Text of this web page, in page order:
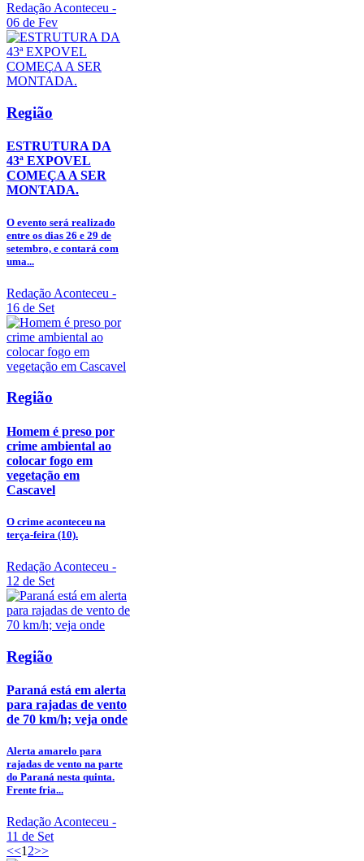
Redação Aconteceu -
06 de Fev
Região
ESTRUTURA DA
43ª EXPOVEL
COMEÇA A SER
MONTADA.
O evento será realizado
entre os dias 26 e 29 de
setembro, e contará com
uma...
Redação Aconteceu -
16 de Set
Região
Homem é preso por
crime ambiental ao
colocar fogo em
vegetação em
Cascavel
O crime aconteceu na
terça-feira (10).
Redação Aconteceu -
12 de Set
Região
Paraná está em alerta
para rajadas de vento
de 70 km/h; veja onde
Alerta amarelo para
rajadas de vento na parte
do Paraná nesta quinta.
Frente fria...
Redação Aconteceu -
11 de Set
<<1 2>>